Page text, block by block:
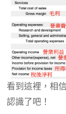
看到這裡，相
認識了吧！